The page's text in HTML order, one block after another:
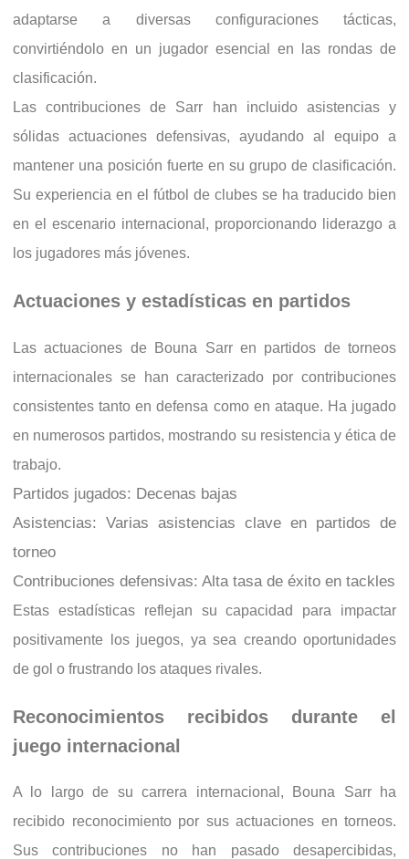
adaptarse a diversas configuraciones tácticas,
convirtiéndolo en un jugador esencial en las rondas de
clasificación.
Las contribuciones de Sarr han incluido asistencias y
sólidas actuaciones defensivas, ayudando al equipo a
mantener una posición fuerte en su grupo de clasificación.
Su experiencia en el fútbol de clubes se ha traducido bien
en el escenario internacional, proporcionando liderazgo a
los jugadores más jóvenes.
Actuaciones y estadísticas en partidos
Las actuaciones de Bouna Sarr en partidos de torneos
internacionales se han caracterizado por contribuciones
consistentes tanto en defensa como en ataque. Ha jugado
en numerosos partidos, mostrando su resistencia y ética de
trabajo.
Partidos jugados: Decenas bajas
Asistencias: Varias asistencias clave en partidos de
torneo
Contribuciones defensivas: Alta tasa de éxito en tackles
Estas estadísticas reflejan su capacidad para impactar
positivamente los juegos, ya sea creando oportunidades
de gol o frustrando los ataques rivales.
Reconocimientos recibidos durante el
juego internacional
A lo largo de su carrera internacional, Bouna Sarr ha
recibido reconocimiento por sus actuaciones en torneos.
Sus contribuciones no han pasado desapercibidas,